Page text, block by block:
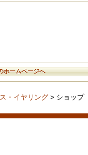
ホームページへ
・イヤリング > ショップ